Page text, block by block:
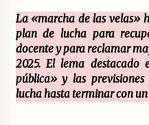
19/07/
Polarizada y
queda en
19/07/
La «marcha de las velas»
plan de lucha para
docente y para reclamar
2025. El lema destacado
pública» y las
lucha hasta terminar con